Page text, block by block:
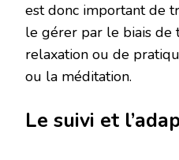
est donc important de
le gérer par le biais de
relaxation ou de
ou la méditation.
Le suivi et